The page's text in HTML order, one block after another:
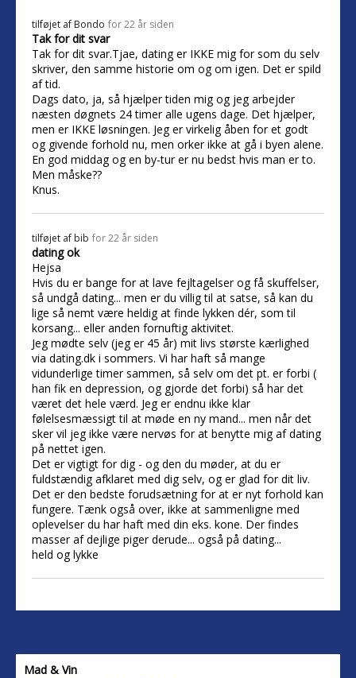
tilføjet af Bondo for 22 år siden
Tak for dit svar
Tak for dit svar.Tjae, dating er IKKE mig for som du selv
skriver, den samme historie om og om igen. Det er spild
af tid.
Dags dato, ja, så hjælper tiden mig og jeg arbejder
næsten døgnets 24 timer alle ugens dage. Det hjælper,
men er IKKE løsningen. Jeg er virkelig åben for et godt
og givende forhold nu, men orker ikke at gå i byen alene.
En god middag og en by-tur er nu bedst hvis man er to.
Men måske??
Knus.
tilføjet af bib for 22 år siden
dating ok
Hejsa
Hvis du er bange for at lave fejltagelser og få skuffelser,
så undgå dating... men er du villig til at satse, så kan du
lige så nemt være heldig at finde lykken dér, som til
korsang... eller anden fornuftig aktivitet.
Jeg mødte selv (jeg er 45 år) mit livs største kærlighed
via dating.dk i sommers. Vi har haft så mange
vidunderlige timer sammen, så selv om det pt. er forbi (
han fik en depression, og gjorde det forbi) så har det
været det hele værd. Jeg er endnu ikke klar
følelsesmæssigt til at møde en ny mand... men når det
sker vil jeg ikke være nervøs for at benytte mig af dating
på nettet igen.
Det er vigtigt for dig - og den du møder, at du er
fuldstændig afklaret med dig selv, og er glad for dit liv.
Det er den bedste forudsætning for at er nyt forhold kan
fungere. Tænk også over, ikke at sammenligne med
oplevelser du har haft med din eks. kone. Der findes
masser af dejlige piger derude... også på dating...
held og lykke
Mad & Vin